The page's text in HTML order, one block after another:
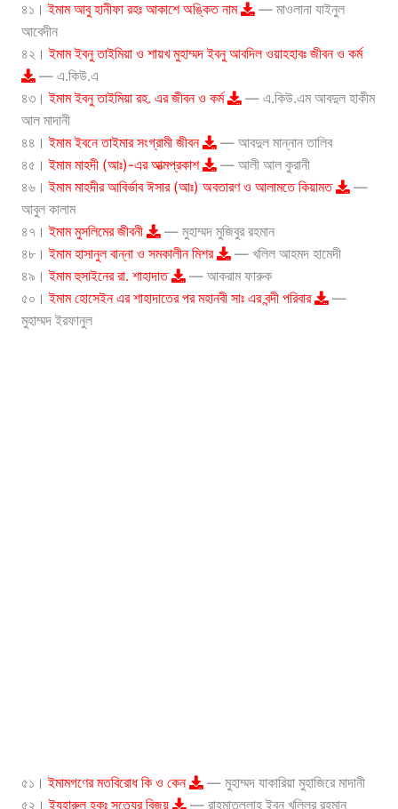
৪১।ইমাম আবু হানীফা রহঃ আকাশে অঙ্কিত নাম
— মাওলানা যাইনুল
আবেদীন
৪২।ইমাম ইবনু তাইমিয়া ও শায়খ মুহাম্মদ ইবনু আবদিল ওয়াহহাবঃ জীবন ও কর্ম
— এ.কিউ.এ
৪৩।ইমাম ইবনু তাইমিয়া রহ. এর জীবন ও কর্ম
— এ.কিউ.এম আবদুল হাকীম
আল মাদানী
৪৪।ইমাম ইবনে তাইমার সংগ্রামী জীবন
— আবদুল মান্নান তালিব
৪৫।ইমাম মাহদী (আঃ)-এর আত্মপ্রকাশ
— আলী আল কুরানী
৪৬।ইমাম মাহদীর আবির্ভাব ঈসার (আঃ) অবতারণ ও আলামতে কিয়ামত
—
আবুল কালাম
৪৭।ইমাম মুসলিমের জীবনী
— মুহাম্মদ মুজিবুর রহমান
৪৮।ইমাম হাসানুল বান্না ও সমকালীন মিশর
— খলিল আহমদ হামেদী
৪৯।ইমাম হুসাইনের রা. শাহাদাত
— আকরাম ফারুক
৫০।ইমাম হোসেইন এর শাহাদাতের পর মহানবী সাঃ এর বন্দী পরিবার
—
মুহাম্মদ ইরফানুল
৫১।ইমামগণের মতবিরোধ কি ও কেন
— মুহাম্মদ যাকারিয়া মুহাজিরে মাদানী
৫২।ইযহারুল হকঃ সত্যের বিজয় — রাহমাতুল্লাহ ইবন খলিলুর রহমান